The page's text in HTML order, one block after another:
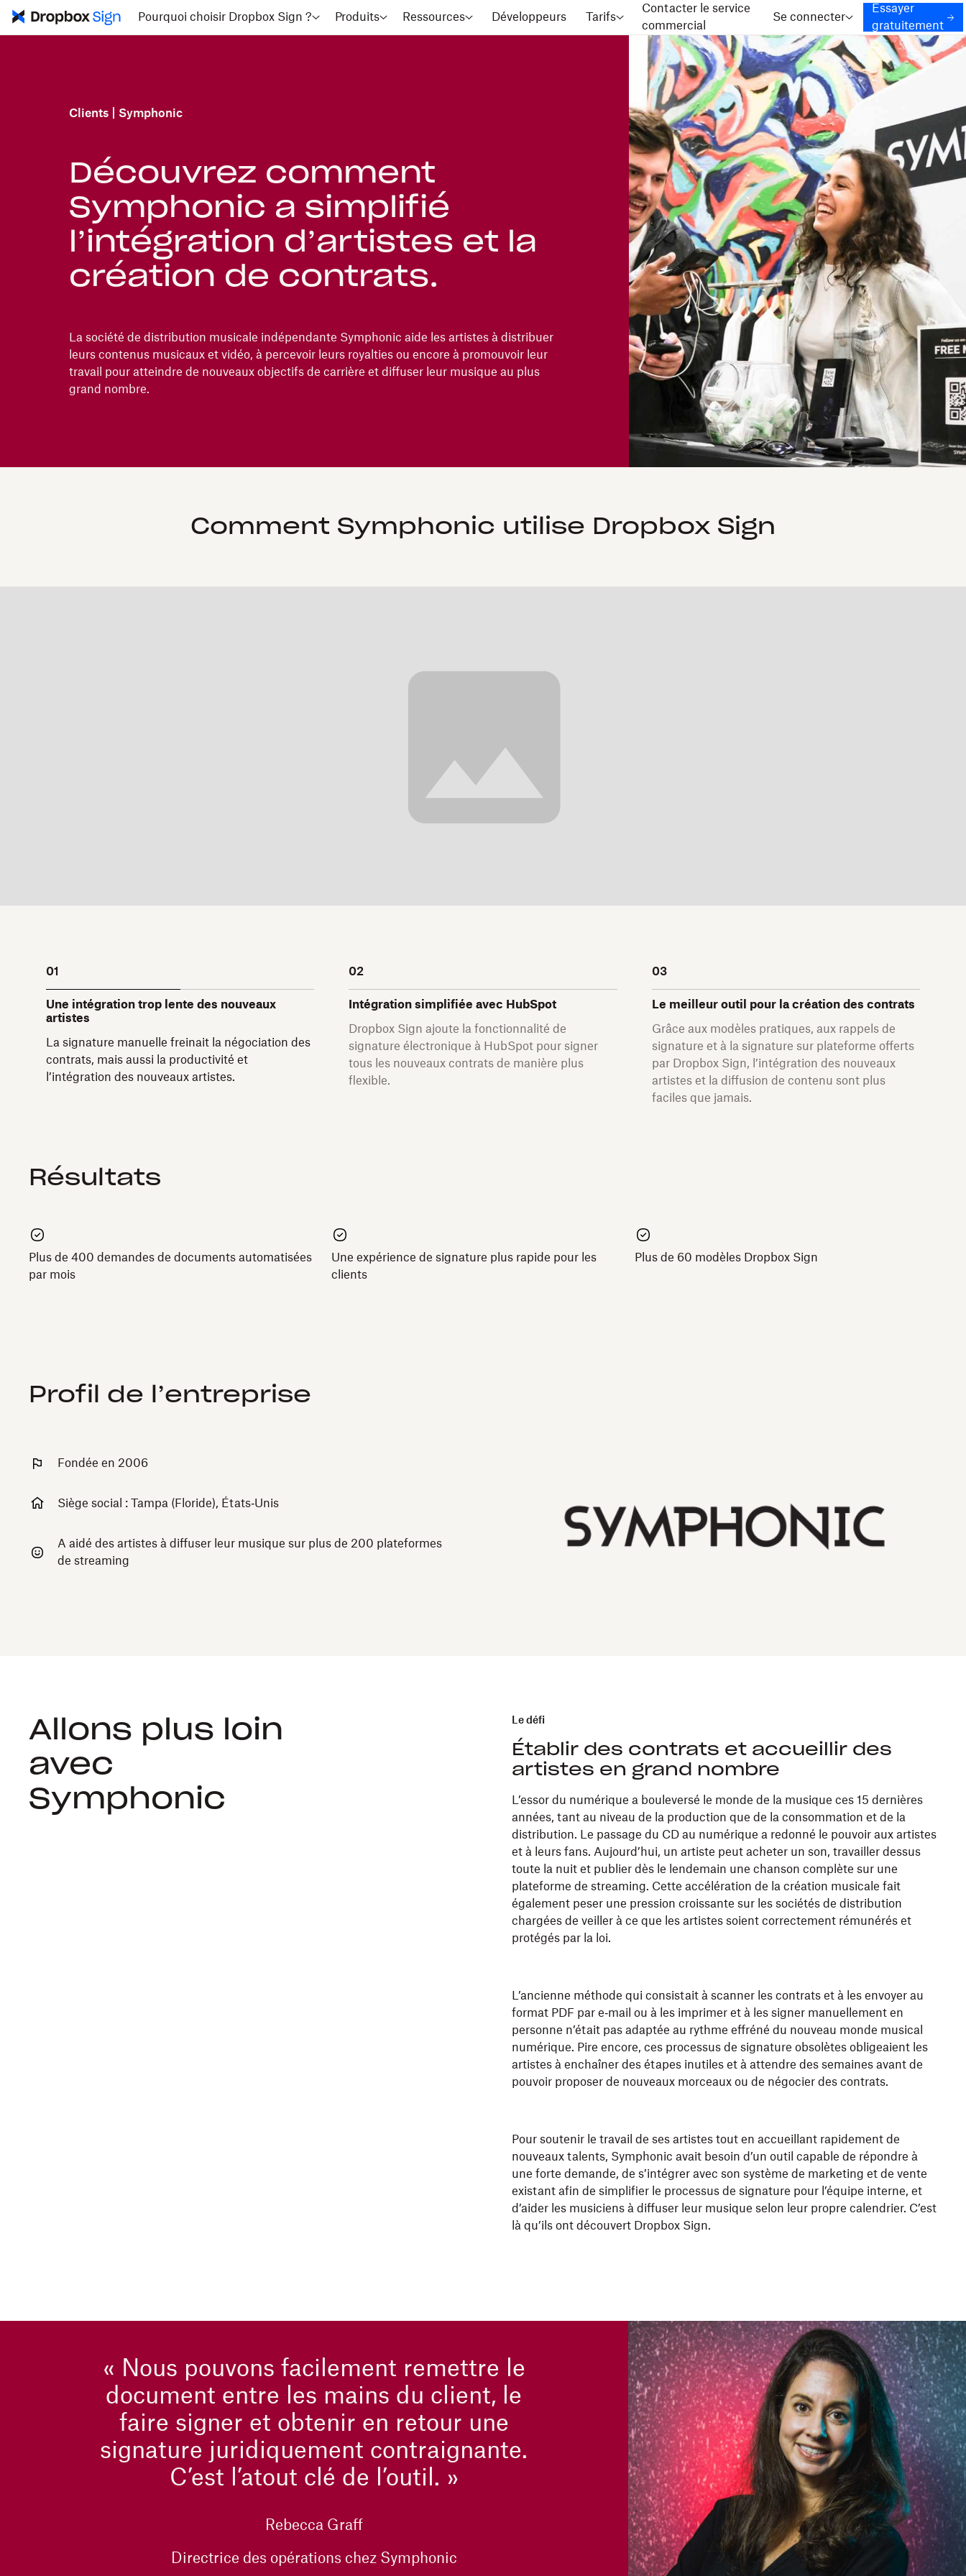
Pourquoi choisir Dropbox Sign ? Produits Ressources Développeurs Tarifs
Contacter le service
commercial
Se connecter
Essayer
gratuitement
Clients Symphonic
Découvrez comment
Symphonic a simplifié
l’intégration d’artistes et la
création de contrats.
La société de distribution musicale indépendante Symphonic aide les artistes à distribuer
leurs contenus musicaux et vidéo, à percevoir leurs royalties ou encore à promouvoir leur
travail pour atteindre de nouveaux objectifs de carrière et diffuser leur musique au plus
grand nombre.
Comment Symphonic utilise Dropbox Sign
01
Une intégration trop lente des nouveaux
artistes
La signature manuelle freinait la négociation des
contrats, mais aussi la productivité et
l’intégration des nouveaux artistes.
02
Intégration simplifiée avec HubSpot
Dropbox Sign ajoute la fonctionnalité de
signature électronique à HubSpot pour signer
tous les nouveaux contrats de manière plus
flexible.
03
Le meilleur outil pour la création des contrats
Grâce aux modèles pratiques, aux rappels de
signature et à la signature sur plateforme offerts
par Dropbox Sign, l’intégration des nouveaux
artistes et la diffusion de contenu sont plus
faciles que jamais.
Résultats
Plus de 400 demandes de documents automatisées
par mois
Une expérience de signature plus rapide pour les
clients
Plus de 60 modèles Dropbox Sign
Profil de l’entreprise
Fondée en 2006
Siège social : Tampa (Floride), États‑Unis
A aidé des artistes à diffuser leur musique sur plus de 200 plateformes
de streaming
Allons plus loin
avec
Symphonic
Le défi
Établir des contrats et accueillir des
artistes en grand nombre
L’essor du numérique a bouleversé le monde de la musique ces 15 dernières
années, tant au niveau de la production que de la consommation et de la
distribution. Le passage du CD au numérique a redonné le pouvoir aux artistes
et à leurs fans. Aujourd’hui, un artiste peut acheter un son, travailler dessus
toute la nuit et publier dès le lendemain une chanson complète sur une
plateforme de streaming. Cette accélération de la création musicale fait
également peser une pression croissante sur les sociétés de distribution
chargées de veiller à ce que les artistes soient correctement rémunérés et
protégés par la loi.
L’ancienne méthode qui consistait à scanner les contrats et à les envoyer au
format PDF par e‑mail ou à les imprimer et à les signer manuellement en
personne n’était pas adaptée au rythme effréné du nouveau monde musical
numérique. Pire encore, ces processus de signature obsolètes obligeaient les
artistes à enchaîner des étapes inutiles et à attendre des semaines avant de
pouvoir proposer de nouveaux morceaux ou de négocier des contrats.
Pour soutenir le travail de ses artistes tout en accueillant rapidement de
nouveaux talents, Symphonic avait besoin d’un outil capable de répondre à
une forte demande, de s’intégrer avec son système de marketing et de vente
existant afin de simplifier le processus de signature pour l’équipe interne, et
d’aider les musiciens à diffuser leur musique selon leur propre calendrier. C’est
là qu’ils ont découvert Dropbox Sign.
« Nous pouvons facilement remettre le
document entre les mains du client, le
faire signer et obtenir en retour une
signature juridiquement contraignante.
C’est l’atout clé de l’outil. »
Rebecca Graff
Directrice des opérations chez Symphonic